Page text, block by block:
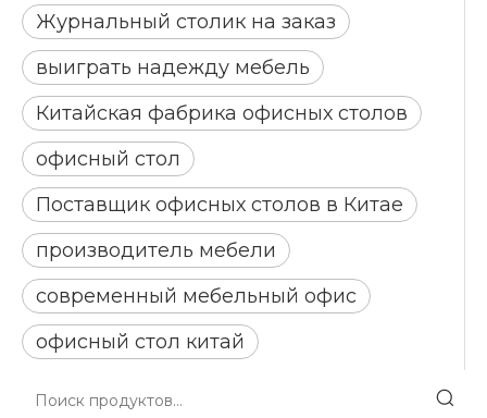
Журнальный столик на заказ
выиграть надежду мебель
Китайская фабрика офисных столов
офисный стол
Поставщик офисных столов в Китае
производитель мебели
современный мебельный офис
офисный стол китай